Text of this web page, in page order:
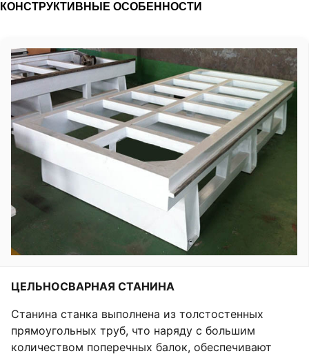
КОНСТРУКТИВНЫЕ ОСОБЕННОСТИ
ЦЕЛЬНОСВАРНАЯ СТАНИНА
Станина станка выполнена из толстостенных
прямоугольных труб, что наряду с большим
количеством поперечных балок, обеспечивают